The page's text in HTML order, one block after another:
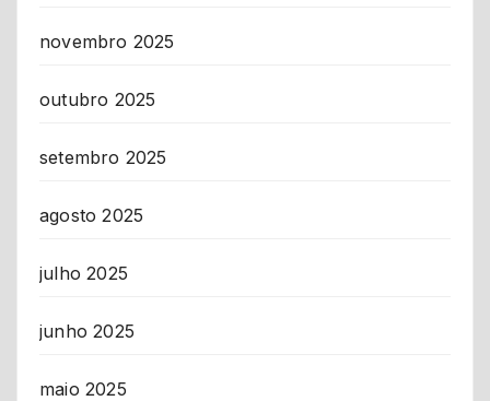
novembro 2025
outubro 2025
setembro 2025
agosto 2025
julho 2025
junho 2025
maio 2025